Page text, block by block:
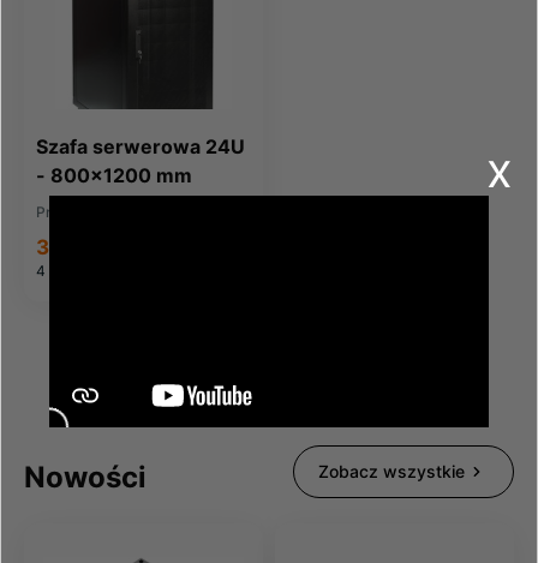
Szafa serwerowa 24U
- 800x1200 mm
Producent:
4 273,77 zł
3 474,61 zł
Nowości Zobacz wszystkie
x